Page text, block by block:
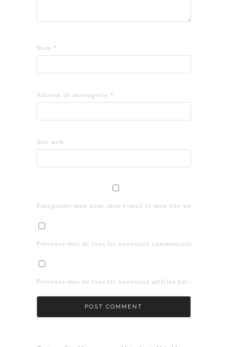
Nom *
Adresse de messagerie *
Site web
Enregistrer mon nom, mon e-mail et mon site web dans le
Prévenez-moi de tous les nouveaux commentaires par e-
Prévenez-moi de tous les nouveaux articles par e-mail.